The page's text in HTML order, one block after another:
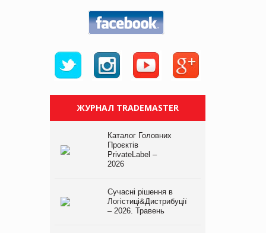
ЖУРНАЛ TRADEMASTER
Каталог Головних
Проєктів
PrivateLabel –
2026
Сучасні рішення в
Логістиці&Дистрибуції
– 2026. Травень